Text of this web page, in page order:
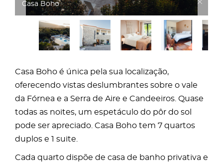
Casa Boho
Casa Boho é única pela sua localização,
oferecendo vistas deslumbrantes sobre o vale
da Fórnea e a Serra de Aire e Candeeiros. Quase
todas as noites, um espetáculo do pôr do sol
pode ser apreciado. Casa Boho tem 7 quartos
duplos e 1 suite.
Cada quarto dispõe de casa de banho privativa e